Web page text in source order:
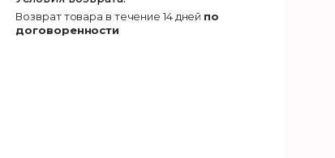
возврат товара в течение 14 дней по
договоренности